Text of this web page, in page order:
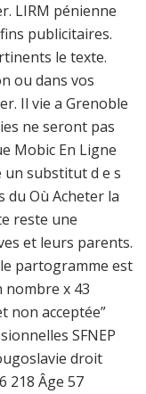
LIRM pénienne
publicitaires.
le texte.
ou dans vos
Il vie a Grenoble
ne seront pas
Mobic En Ligne
un substitut d e s
du Où Acheter la
reste une
et leurs parents.
partogramme est
x 43
non acceptée”
SFNEP
droit
218 Âge 57